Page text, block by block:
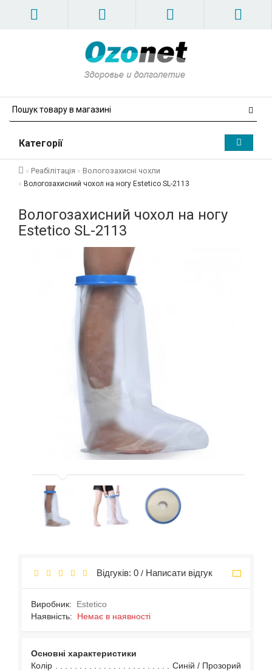
Категорії
Реабілітація Вологозахисні чохли
Вологозахисний чохол на ногу Estetico SL-2113
Вологозахисний чохол на ногу
Estetico SL-2113
Відгуків: 0 / Написати відгук
Виробник:
Estetico
Наявність: Немає в наявності
Основні характеристики
Колір
Синій / Прозорий